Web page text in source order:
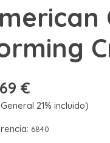
€
21% incluido)
6840